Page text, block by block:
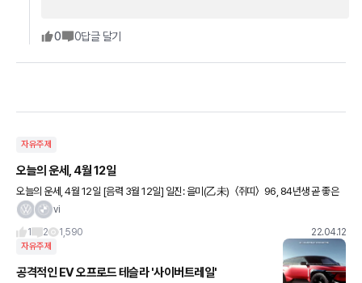
0 0답글 달기
자유주제
오늘의 운세, 4월 12일
오늘의 운세, 4월 12일 [음력 3월 12일] 일진: 을미(乙未) 〈쥐띠〉 96, 84년생 곧 좋은
기회가 올 것이니 막힘이 있어도 좌절하지 마라. 72년생 현실의 벽에 부딪치게 된다. 돈
vi
1
2 1,590 22.04.12
자유주제
공격적인 EV 오프로드 테슬라 '사이버트레일'